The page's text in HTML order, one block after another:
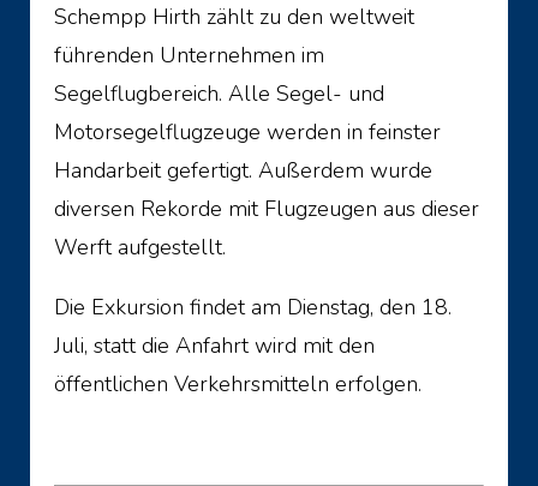
Schempp Hirth zählt zu den weltweit
führenden Unternehmen im
Segelflugbereich. Alle Segel- und
Motorsegelflugzeuge werden in feinster
Handarbeit gefertigt. Außerdem wurde
diversen Rekorde mit Flugzeugen aus dieser
Werft aufgestellt.
Die Exkursion findet am Dienstag, den 18.
Juli, statt die Anfahrt wird mit den
öffentlichen Verkehrsmitteln erfolgen.